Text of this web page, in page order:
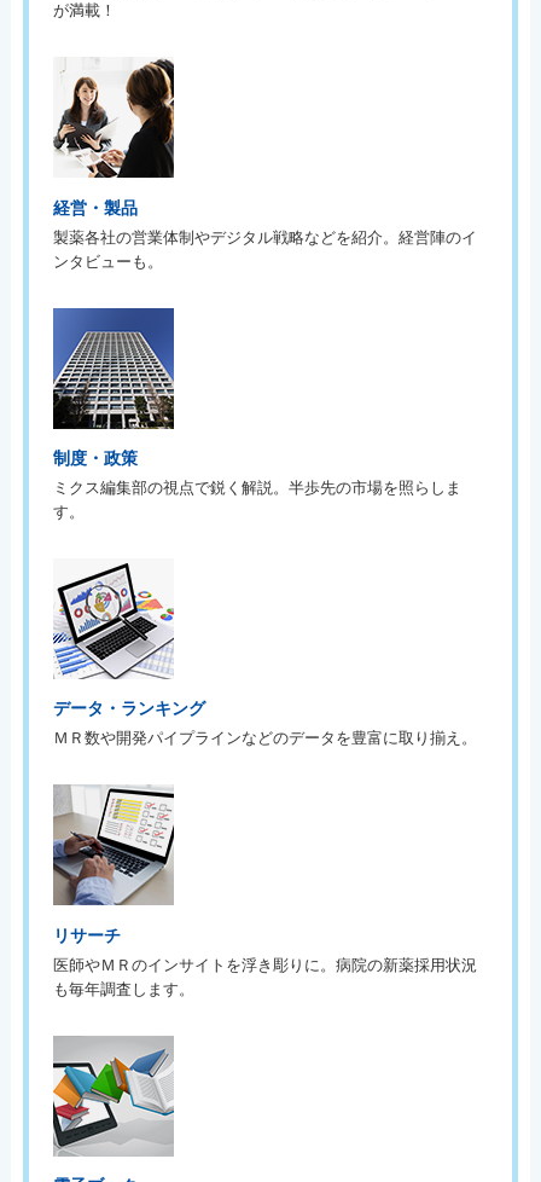
が満載！
経営・製品
製薬各社の営業体制やデジタル戦略などを紹介。経営陣のイ
ンタビューも。
制度・政策
ミクス編集部の視点で鋭く解説。半歩先の市場を照らしま
す。
データ・ランキング
ＭＲ数や開発パイプラインなどのデータを豊富に取り揃え。
リサーチ
医師やＭＲのインサイトを浮き彫りに。病院の新薬採用状況
も毎年調査します。